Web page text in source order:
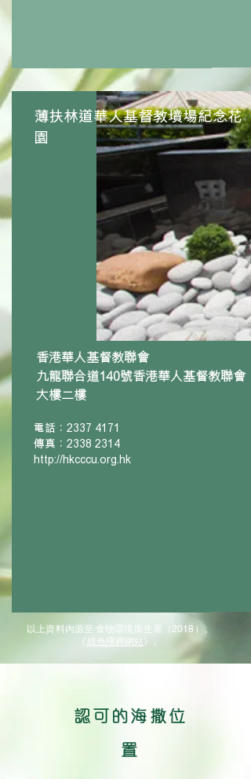
薄扶林道華人基督教墳場紀念花
園
香港華人基督教聯會
九龍聯合道140號香港華人基督教聯會
大樓二樓
電話：2337 4171
傳真：2338 2314
http://hkcccu.org.hk
以上資料內源至 食物環境衞生署（2018）。
綠色殯葬網站
認可的海撒位
置